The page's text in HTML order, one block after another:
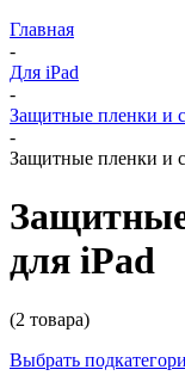
Главная
-
Для iPad
-
Защитные пленки и
-
Защитные пленки и
для iPad
(2 товара)
Выбрать